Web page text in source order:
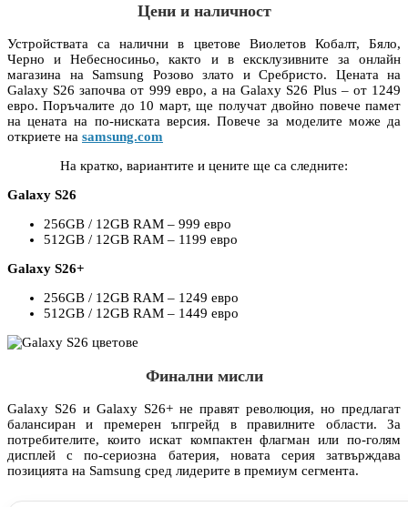
Цени и наличност
Устройствата са налични в цветове Виолетов Кобалт, Бяло,
Черно и Небесносиньо, както и в ексклузивните за онлайн
магазина на Samsung Розово злато и Сребристо. Цената на
Galaxy S26 започва от 999 евро, а на Galaxy S26 Plus – от 1249
евро. Поръчалите до 10 март, ще получат двойно повече памет
на цената на по-ниската версия. Повече за моделите може да
откриете на samsung.com
На кратко, вариантите и цените ще са следните:
Galaxy S26
256GB / 12GB RAM – 999 евро
512GB / 12GB RAM – 1199 евро
Galaxy S26+
256GB / 12GB RAM – 1249 евро
512GB / 12GB RAM – 1449 евро
Финални мисли
Galaxy S26 и Galaxy S26+ не правят революция, но предлагат
балансиран и премерен ъпгрейд в правилните области. За
потребителите, които искат компактен флагман или по-голям
дисплей с по-сериозна батерия, новата серия затвърждава
позицията на Samsung сред лидерите в премиум сегмента.